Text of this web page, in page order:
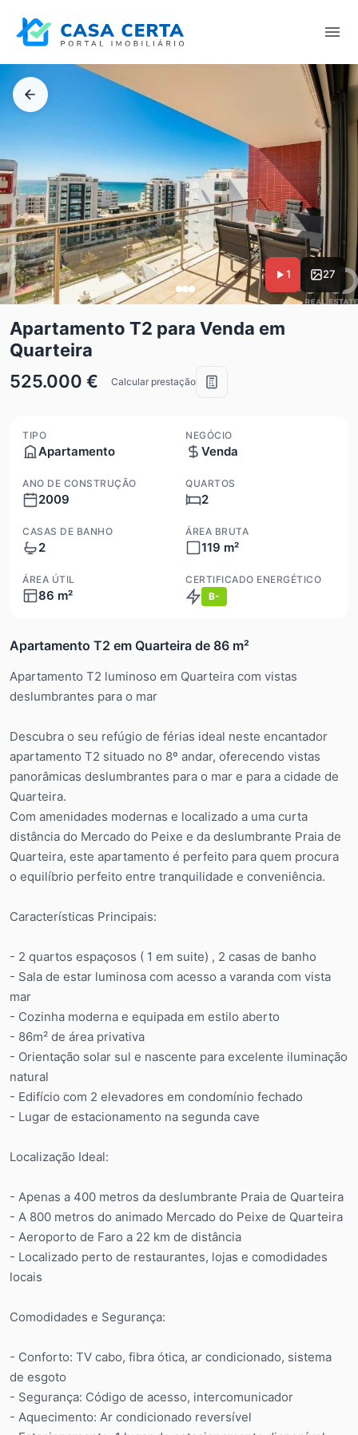
1 27
Apartamento T2 para Venda em
Quarteira
525.000 €
Calcular prestação
TIPO
Apartamento
NEGÓCIO
Venda
ANO DE CONSTRUÇÃO
2009
QUARTOS
2
CASAS DE BANHO
2
ÁREA BRUTA
119 m²
ÁREA ÚTIL
86 m²
CERTIFICADO ENERGÉTICO
B-
Apartamento T2 em Quarteira de 86 m²
Apartamento T2 luminoso em Quarteira com vistas
deslumbrantes para o mar
Descubra o seu refúgio de férias ideal neste encantador
apartamento T2 situado no 8º andar, oferecendo vistas
panorâmicas deslumbrantes para o mar e para a cidade de
Quarteira.
Com amenidades modernas e localizado a uma curta
distância do Mercado do Peixe e da deslumbrante Praia de
Quarteira, este apartamento é perfeito para quem procura
o equilíbrio perfeito entre tranquilidade e conveniência.
Características Principais:
- 2 quartos espaçosos ( 1 em suite) , 2 casas de banho
- Sala de estar luminosa com acesso a varanda com vista
mar
- Cozinha moderna e equipada em estilo aberto
- 86m² de área privativa
- Orientação solar sul e nascente para excelente iluminação
natural
- Edifício com 2 elevadores em condomínio fechado
- Lugar de estacionamento na segunda cave
Localização Ideal:
- Apenas a 400 metros da deslumbrante Praia de Quarteira
- A 800 metros do animado Mercado do Peixe de Quarteira
- Aeroporto de Faro a 22 km de distância
- Localizado perto de restaurantes, lojas e comodidades
locais
Comodidades e Segurança:
- Conforto: TV cabo, fibra ótica, ar condicionado, sistema
de esgoto
- Segurança: Código de acesso, intercomunicador
- Aquecimento: Ar condicionado reversível